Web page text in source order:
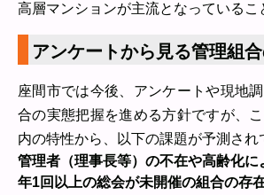
高層マンションが主流となっているこ
アンケートから見る管理組
座間市では今後、アンケートや現地
合の実態把握を進める方針ですが、
内の特性から、以下の課題が予測され
管理者（理事長等）の不在や高齢化に
年1回以上の総会が未開催の組合の存